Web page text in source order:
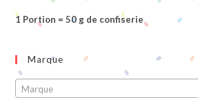
1 Portion = 50 g de confiserie
Marque
Marque